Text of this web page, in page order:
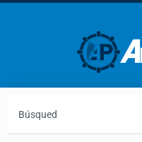
¡Sumate a
Email